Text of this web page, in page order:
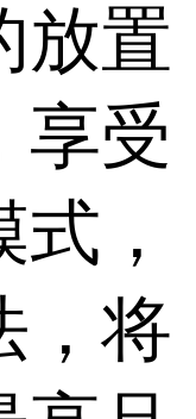
放置
享受
，
，将